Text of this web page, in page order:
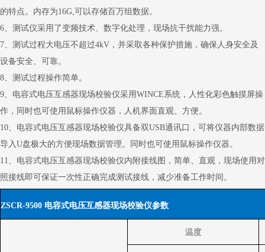
的特点。内存为16G,可以存储百万组数据。
6、测试仪采用了变频技术、数字化处理，现场抗干扰能力强。
7、测试过程大电压不超过4kV，并采取各种保护措施，确保人身安全及
设备安全、可靠。
8、测试过程操作简单。
9、电容式电压互感器现场校验仪采用WINCE系统，人性化彩色触摸屏操
作，同时也可使用鼠标操作仪器，人机界面直观、方便。
10、电容式电压互感器现场校验仪具备双USB通讯口，可将仪器内部数据
导入U盘极大的方便现场数据管理。同时也可使用鼠标操作仪器。
11、电容式电压互感器现场校验仪内附接线图，简单、直观，现场使用对
照接线即可保证一次性正确完成测试接线，减少准备工作时间。
ZSCR-9500 电容式电压互感器现场校验仪参数
温度